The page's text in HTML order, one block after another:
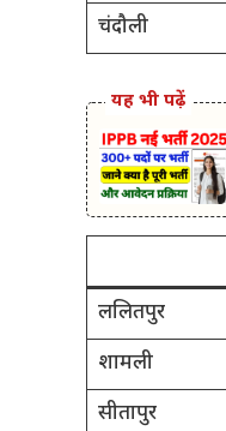
चंदौली
यह भी पढ़ें
ललितपुर
शामली
सीतापुर